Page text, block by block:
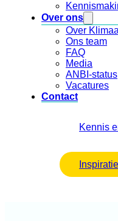
Over ons
Over
Ons team
FAQ
Media
ANBI-status
Vacatures
Contact
Kennis